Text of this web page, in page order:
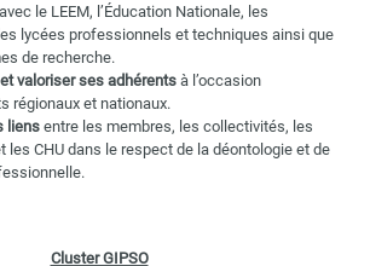
le LEEM, l’Éducation Nationale, les
lycées professionnels et techniques ainsi que
de recherche.
valoriser ses adhérents à l’occasion
régionaux et nationaux.
liens entre les membres, les collectivités, les
les CHU dans le respect de la déontologie et de
Cluster GIPSO